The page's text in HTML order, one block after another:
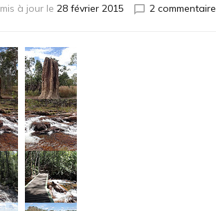
mis à jour le 28 février 2015 2